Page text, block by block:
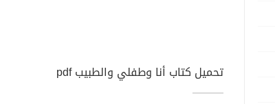
تحميل كتاب أنا وطفلي والطبيب pdf